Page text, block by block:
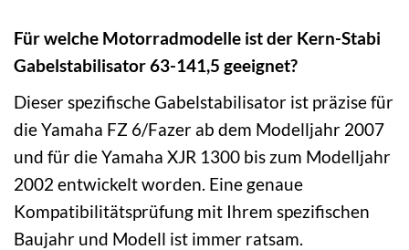
Für welche Motorradmodelle ist der Kern-Stabi
Gabelstabilisator 63-141,5 geeignet?
Dieser spezifische Gabelstabilisator ist präzise für
die Yamaha FZ 6/Fazer ab dem Modelljahr 2007
und für die Yamaha XJR 1300 bis zum Modelljahr
2002 entwickelt worden. Eine genaue
Kompatibilitätsprüfung mit Ihrem spezifischen
Baujahr und Modell ist immer ratsam.